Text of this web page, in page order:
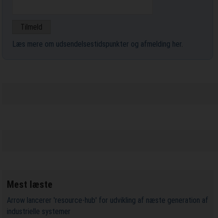
Læs mere om udsendelsestidspunkter og afmelding her.
Mest læste
Arrow lancerer 'resource-hub' for udvikling af næste generation af
industrielle systemer